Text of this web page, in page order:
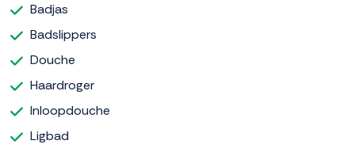
Badjas
Badslippers
Douche
Haardroger
Inloopdouche
Ligbad